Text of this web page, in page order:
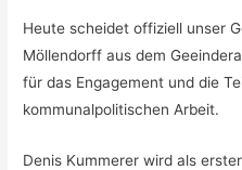
Heute scheidet offiziell unser
Möllendorff aus dem
für das Engagement und die
kommunalpolitischen Arbeit.
Denis Kummerer wird als